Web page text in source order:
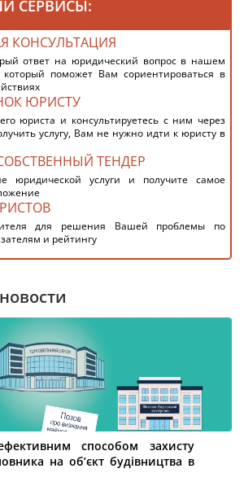
СЕРВИСЫ:
КОНСУЛЬТАЦИЯ
ответ на юридический вопрос в нашем
поможет Вам сориентироваться в
ЮРИСТУ
юриста и консультируетесь с ним через
услугу, Вам не нужно идти к юристу в
ТЕНДЕР
юридической услуги и получите самое
для решения Вашей проблемы по
и рейтингу
способом захисту
на об’єкт будівництва в